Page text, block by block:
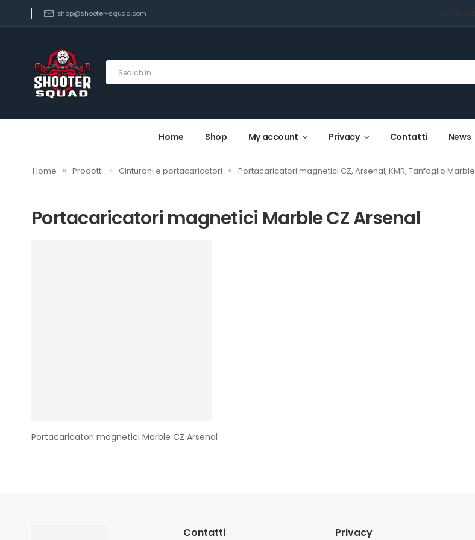
shop@shooter-squad.com
Home Shop My account Privacy Contatti News
Home » Prodotti » Cinturoni e portacaricatori » Portacaricatori magnetici CZ, Arsenal, KMR, Tanfoglio Marble
Portacaricatori magnetici Marble CZ Arsenal
Portacaricatori magnetici Marble CZ Arsenal
Contatti Privacy